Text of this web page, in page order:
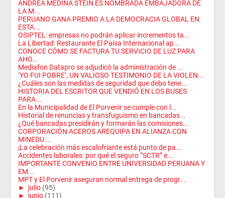
ANDREA MEDINA STEIN ES NOMBRADA EMBAJADORA DE
LA M...
PERUANO GANA PREMIO A LA DEMOCRACIA GLOBAL EN
ESTA...
OSIPTEL: empresas no podrán aplicar incrementos ta...
La Libertad: Restaurante El Paisa Internacional ap...
CONOCE CÓMO SE FACTURA TU SERVICIO DE LUZ PARA
AHO...
Mediafon Datapro se adjudicó la administración de ...
‘YO FUI POBRE’, UN VALIOSO TESTIMONIO DE LA VIOLEN...
¿Cuáles son las medidas de seguridad que debo tene...
HISTORIA DEL ESCRITOR QUE VENDIÓ EN LOS BUSES
PARA...
En la Municipalidad de El Porvenir se cumple con l...
Historial de renuncias y transfuguismo en bancadas...
¿Qué bancadas presidirán y formarán las comisiones...
CORPORACIÓN ACEROS AREQUIPA EN ALIANZA CON
MINEDU ...
¡La celebración más escalofriante está punto de pa...
Accidentes laborales: por qué el seguro ‘’SCTR’’ e...
IMPORTANTE CONVENIO ENTRE UNIVERSIDAD PERUANA Y
EM...
MPT y El Porvenir aseguran normal entrega de progr...
► julio (95)
► junio (111)